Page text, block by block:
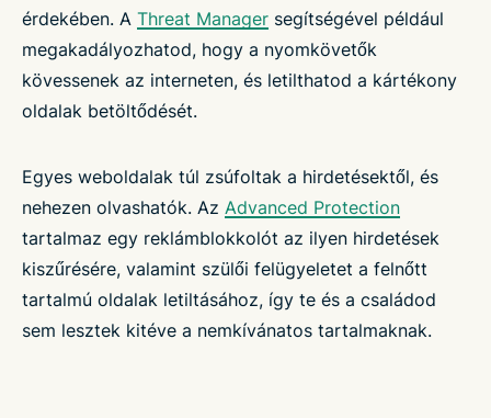
érdekében. A Threat Manager segítségével például
megakadályozhatod, hogy a nyomkövetők
kövessenek az interneten, és letilthatod a kártékony
oldalak betöltődését.
Egyes weboldalak túl zsúfoltak a hirdetésektől, és
nehezen olvashatók. Az Advanced Protection
tartalmaz egy reklámblokkolót az ilyen hirdetések
kiszűrésére, valamint szülői felügyeletet a felnőtt
tartalmú oldalak letiltásához, így te és a családod
sem lesztek kitéve a nemkívánatos tartalmaknak.